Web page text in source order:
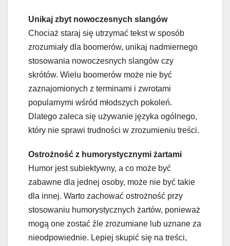
Unikaj zbyt nowoczesnych slangów
Chociaż staraj się utrzymać tekst w sposób
zrozumiały dla boomerów, unikaj nadmiernego
stosowania nowoczesnych slangów czy
skrótów. Wielu boomerów może nie być
zaznajomionych z terminami i zwrotami
popularnymi wśród młodszych pokoleń.
Dlatego zaleca się używanie języka ogólnego,
który nie sprawi trudności w zrozumieniu treści.
Ostrożność z humorystycznymi żartami
Humor jest subiektywny, a co może być
zabawne dla jednej osoby, może nie być takie
dla innej. Warto zachować ostrożność przy
stosowaniu humorystycznych żartów, ponieważ
mogą one zostać źle zrozumiane lub uznane za
nieodpowiednie. Lepiej skupić się na treści,